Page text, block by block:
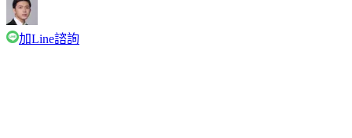
加Line諮詢